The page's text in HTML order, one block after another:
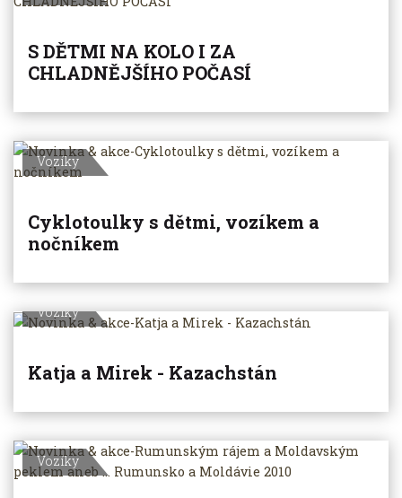
S DĚTMI NA KOLO I ZA
CHLADNĚJŠÍHO POČASÍ
Vozíky
Cyklotoulky s dětmi, vozíkem a
nočníkem
Vozíky
Katja a Mirek - Kazachstán
Vozíky